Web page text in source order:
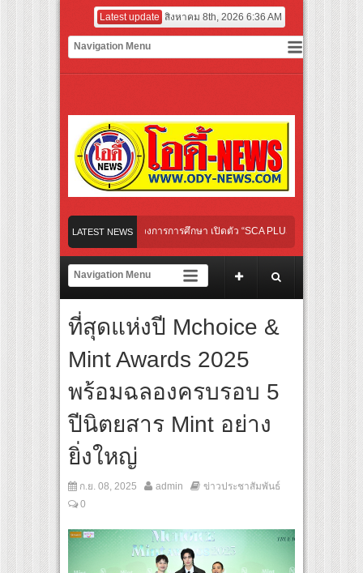
Latest update สิงหาคม 8th, 2026 6:36 AM
LATEST NEWS
เปิดเกมใหม่ในวงการการศึกษา เปิดตัว “SCA PLUS” แพลตฟอร์มการเรียนรู้
อดการลงทุนในธุรกิจการศึกษากว่า 100 ล้านบาท
เส้นทางจาการ์ตา-กรุงเทพฯ เสริม Air Connectivity ดึงนักท่องเที่ยวคุณภาพจา
รกของไทย เตรียมเดบิวต์ลงซีรีย์แนวตั้ง พร้อมเขย่าวงการบันเทิงยุคดิจิทัล
นซิงเกิลใหม่ “Your Candy” พร้อมเสิร์ฟ MV สดใส ได้ “ต้าเหนิง” และ “ณิชา” ร่วมเติมสี
ญ่า” ปลุกกระแส ผิวโชกุ ผิวโชว์ได้ ตอบโจทย์คนรุ่นใหม่
เปิดเกมใหม่ในวงการการศึกษา เปิดตัว “SCA PLUS” แพลตฟอร์มการเรียนรู้
อดการลงทุนในธุรกิจการศึกษากว่า 100 ล้านบาท
ที่สุดแห่งปี Mchoice &
Mint Awards 2025
พร้อมฉลองครบรอบ 5
ปีนิตยสาร Mint อย่าง
ยิ่งใหญ่
ก.ย. 08, 2025 admin
ข่าวประชาสัมพันธ์
0